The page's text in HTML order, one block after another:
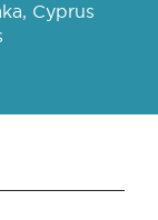
Cyprus